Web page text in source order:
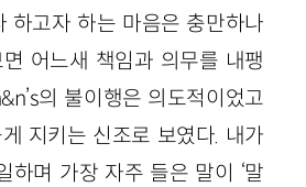
하고자 하는 마음은 충만하나
어느새 책임과 의무를 내팽
의 불이행은 의도적이었고
지키는 신조로 보였다. 내가
하며 가장 자주 들은 말이 ‘말